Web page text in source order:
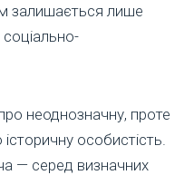
залишається лише
неоднозначну, проте
історичну особистість.
— серед визначних